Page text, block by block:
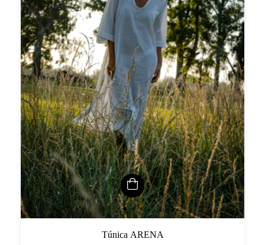
Túnica ARENA